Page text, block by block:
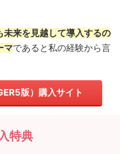
未来を見越して導入するの
マであると私の経験から言
版）購入サイト
特典